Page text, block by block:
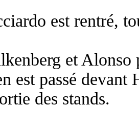
est rentré,
et Alonso
est passé
des stands.